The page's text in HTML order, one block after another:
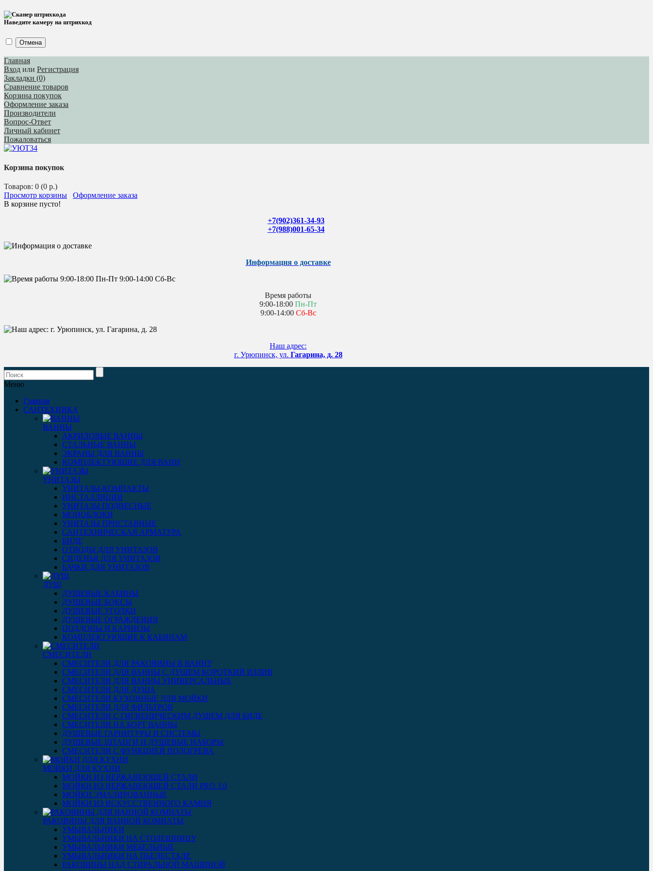
Наведите камеру на штрихкод
Отмена
Главная
Вход или Регистрация
Закладки (0)
Сравнение товаров
Корзина покупок
Оформление заказа
Производители
Вопрос-Ответ
Личный кабинет
Пожаловаться
Корзина покупок
Товаров: 0 (0 р.)
Просмотр корзины
Оформление заказа
В корзине пусто!
+7(902)361-34-93
+7(988)001-65-34
Информация о доставке
Время работы
9:00-18:00 Пн-Пт
9:00-14:00 Сб-Вс
Наш адрес:
г. Урюпинск, ул. Гагарина, д. 28
Меню
Главная
САНТЕХНИКА
ВАННЫ
АКРИЛОВЫЕ ВАННЫ
СТАЛЬНЫЕ ВАННЫ
ЭКРАНЫ ДЛЯ ВАННЫ
КОМПЛЕКТУЮЩИЕ ДЛЯ ВАНН
УНИТАЗЫ
УНИТАЗЫ-КОМПАКТЫ
ИНСТАЛЛЯЦИИ
УНИТАЗЫ ПОДВЕСНЫЕ
МОНОБЛОКИ
УНИТАЗЫ ПРИСТАВНЫЕ
САНТЕХНИЧЕСКАЯ АРМАТУРА
БИДЕ
ОТВОДЫ ДЛЯ УНИТАЗОВ
СИДЕНЬЯ ДЛЯ УНИТАЗОВ
БАЧКИ ДЛЯ УНИТАЗОВ
ДУШ
ДУШЕВЫЕ КАБИНЫ
ДУШЕВЫЕ БОКСЫ
ДУШЕВЫЕ УГОЛКИ
ДУШЕВЫЕ ОГРАЖДЕНИЯ
ПОДДОНЫ И КАРНИЗЫ
КОМПЛЕКТУЮЩИЕ К КАБИНАМ
СМЕСИТЕЛИ
СМЕСИТЕЛИ ДЛЯ РАКОВИНЫ В ВАННУ
СМЕСИТЕЛИ ДЛЯ ВАННЫ С ДУШЕМ КОРОТКИЙ ИЗЛИВ
СМЕСИТЕЛИ ДЛЯ ВАННЫ УНИВЕРСАЛЬНЫЕ
СМЕСИТЕЛИ ДЛЯ ДУША
СМЕСИТЕЛИ КУХОННЫЕ ДЛЯ МОЙКИ
СМЕСИТЕЛИ ДЛЯ ФИЛЬТРОВ
СМЕСИТЕЛИ С ГИГИЕНИЧЕСКИМ ДУШЕМ ДЛЯ БИДЕ
СМЕСИТЕЛИ НА БОРТ ВАННЫ
ДУШЕВЫЕ ГАРНИТУРЫ И СИСТЕМЫ
ДУШЕВЫЕ ШТАНГИ И ДУШЕВЫЕ НАБОРЫ
СМЕСИТЕЛИ С ФУНКЦИЕЙ ПОДОГРЕВА
МОЙКИ ДЛЯ КУХНИ
МОЙКИ ИЗ НЕРЖАВЕЮЩЕЙ СТАЛИ
МОЙКИ ИЗ НЕРЖАВЕЮЩЕЙ СТАЛИ PRO 3.0
МОЙКИ ЭМАЛИРОВАННЫЕ
МОЙКИ ИЗ ИСКУССТВЕННОГО КАМНЯ
РАКОВИНЫ ДЛЯ ВАННОЙ КОМНАТЫ
УМЫВАЛЬНИКИ
УМЫВАЛЬНИКИ НА СТОЛЕШНИЦУ
УМЫВАЛЬНИКИ МЕБЕЛЬНЫЕ
УМЫВАЛЬНИКИ НА ПЬЕДЕСТАЛЕ
РАКОВИНЫ НАД СТИРАЛЬНОЙ МАШИНОЙ